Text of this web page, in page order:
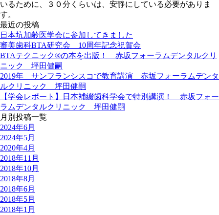
いるために、３０分くらいは、安静にしている必要がありま
す。
最近の投稿
日本坑加齢医学会に参加してきました
審美歯科BTA研究会 10周年記念祝賀会
BTAテクニック®の本を出版！ 赤坂フォーラムデンタルクリ
ニック 坪田健嗣
2019年 サンフランシスコで教育講演 赤坂フォーラムデンタ
ルクリニック 坪田健嗣
【学会レポート】日本補綴歯科学会で特別講演！ 赤坂フォー
ラムデンタルクリニック 坪田健嗣
月別投稿一覧
2024年6月
2024年5月
2020年4月
2018年11月
2018年10月
2018年8月
2018年6月
2018年5月
2018年1月